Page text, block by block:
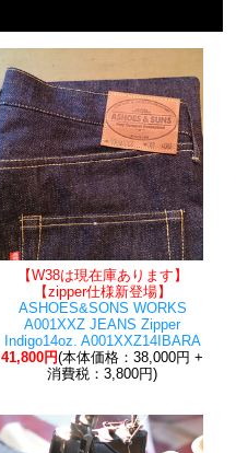
【W38は現在庫あります】
【zipper仕様新登場】
ASHOES&SONS WORKS
A001XXZ JEANS Zipper
Indigo14oz. A001XXZ14IBARA
41,800円(本体価格：38,000円 +
消費税：3,800円)